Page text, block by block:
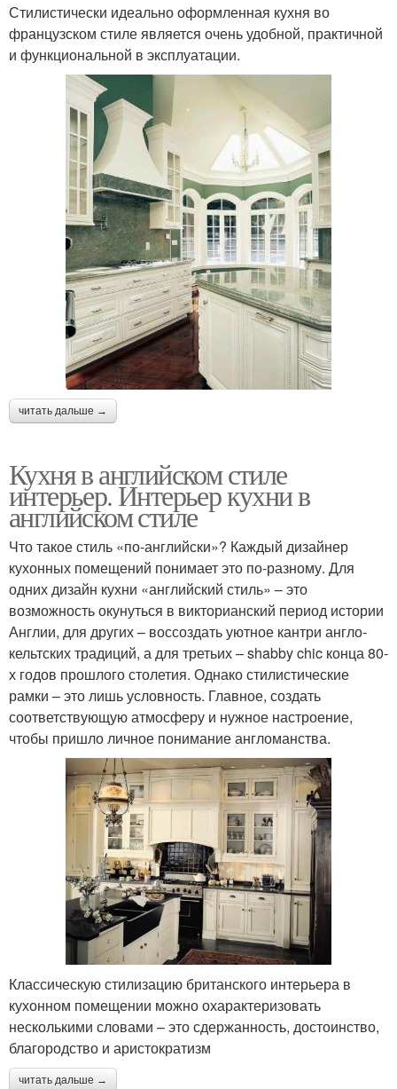
Стилистически идеально оформленная кухня во
французском стиле является очень удобной, практичной
и функциональной в эксплуатации.
читать дальше →
Кухня в английском стиле
интерьер. Интерьер кухни в
английском стиле
Что такое стиль «по-английски»? Каждый дизайнер
кухонных помещений понимает это по-разному. Для
одних дизайн кухни «английский стиль» – это
возможность окунуться в викторианский период истории
Англии, для других – воссоздать уютное кантри англо-
кельтских традиций, а для третьих – shabby chic конца 80-
х годов прошлого столетия. Однако стилистические
рамки – это лишь условность. Главное, создать
соответствующую атмосферу и нужное настроение,
чтобы пришло личное понимание англоманства.
Классическую стилизацию британского интерьера в
кухонном помещении можно охарактеризовать
несколькими словами – это сдержанность, достоинство,
благородство и аристократизм
читать дальше →